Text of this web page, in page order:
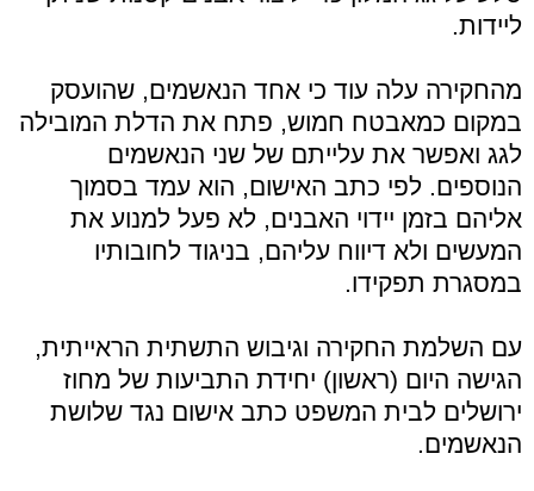
ליידות.
מהחקירה עלה עוד כי אחד הנאשמים, שהועסק
במקום כמאבטח חמוש, פתח את הדלת המובילה
לגג ואפשר את עלייתם של שני הנאשמים
הנוספים. לפי כתב האישום, הוא עמד בסמוך
אליהם בזמן יידוי האבנים, לא פעל למנוע את
המעשים ולא דיווח עליהם, בניגוד לחובותיו
במסגרת תפקידו.
עם השלמת החקירה וגיבוש התשתית הראייתית,
הגישה היום (ראשון) יחידת התביעות של מחוז
ירושלים לבית המשפט כתב אישום נגד שלושת
הנאשמים.